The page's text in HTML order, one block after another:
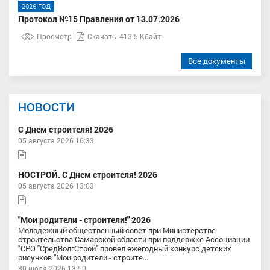
2026 ГОД
Протокол №15 Правления от 13.07.2026
Просмотр Скачать 413.5 Кбайт
Все документы
НОВОСТИ
С Днем строителя! 2026
05 августа 2026 16:33
НОСТРОЙ. С Днем строителя! 2026
05 августа 2026 13:03
"Мои родители - строители!" 2026
Молодежный общественный совет при Министерстве
строительства Самарской области при поддержке Ассоциации
"СРО "СредВолгСтрой" провел ежегодный конкурс детских
рисунков "Мои родители - строите...
30 июля 2026 13:50